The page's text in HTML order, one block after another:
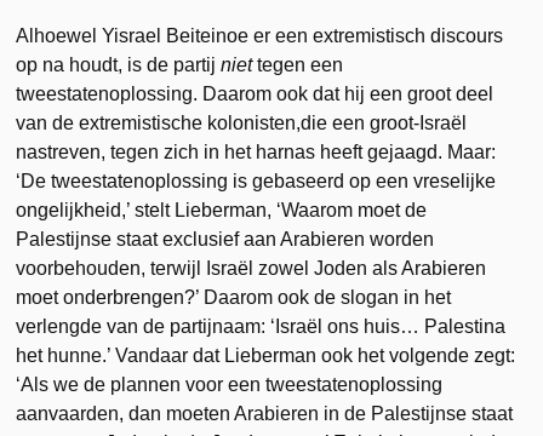
Alhoewel Yisrael Beiteinoe er een extremistisch discours
op na houdt, is de partijniettegen een
tweestatenoplossing. Daarom ook dat hij een groot deel
van de extremistische kolonisten,die een groot-Israël
nastreven, tegen zich in het harnas heeft gejaagd. Maar:
‘De tweestatenoplossing is gebaseerd op een vreselijke
ongelijkheid,’ stelt Lieberman, ‘Waarom moet de
Palestijnse staat exclusief aan Arabieren worden
voorbehouden, terwijl Israël zowel Joden als Arabieren
moet onderbrengen?’ Daarom ook de slogan in het
verlengde van de partijnaam: ‘Israël ons huis… Palestina
het hunne.’ Vandaar dat Lieberman ook het volgende zegt:
‘Als we de plannen voor een tweestatenoplossing
aanvaarden, dan moeten Arabieren in de Palestijnse staat